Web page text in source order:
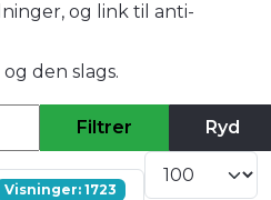
og link til anti-
den slags.
Filtrer
Ryd
Vis #
Visninger: 1723